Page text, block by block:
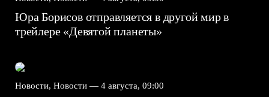
Юра Борисов отправляется в другой мир в
трейлере «Девятой планеты»
Новости, Новости — 4 августа, 09:00